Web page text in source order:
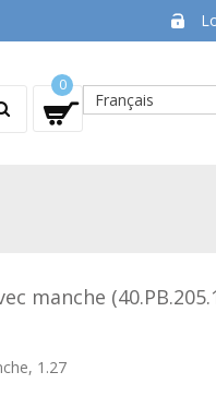
Français
0
manche
1.27